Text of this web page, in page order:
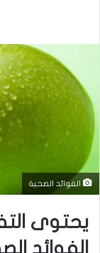
الفوائد الصحية
يحتوى
الفوائد